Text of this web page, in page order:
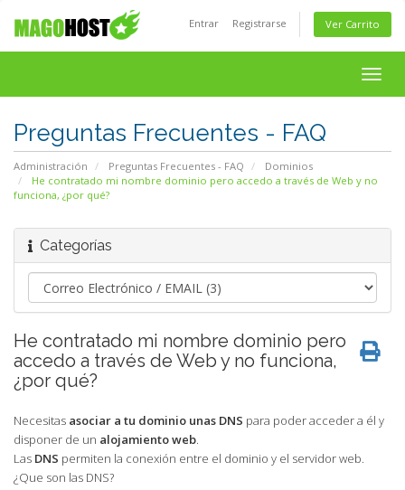
Entrar Registrarse Ver Carrito
Preguntas Frecuentes - FAQ
Administración Preguntas Frecuentes - FAQ
Dominios
He contratado mi nombre dominio pero accedo a través de Web y no
funciona, ¿por qué?
Categorías
He contratado mi nombre dominio pero
accedo a través de Web y no funciona,
¿por qué?
Necesitas asociar a tu dominio unas DNS para poder acceder a él y
disponer de un alojamiento web.
Las DNS permiten la conexión entre el dominio y el servidor web.
¿Que son las DNS?